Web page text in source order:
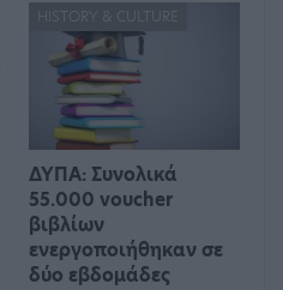
HISTORY & CULTURE
ΔΥΠΑ: Συνολικά
55.000 voucher
βιβλίων
ενεργοποιήθηκαν σε
δύο εβδομάδες